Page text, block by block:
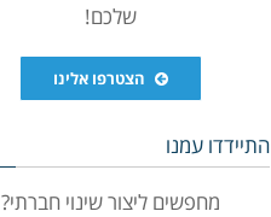
שלכם!
הצטרפו אלינו
התיידדו עמנו
מחפשים ליצור שינוי חברתי?